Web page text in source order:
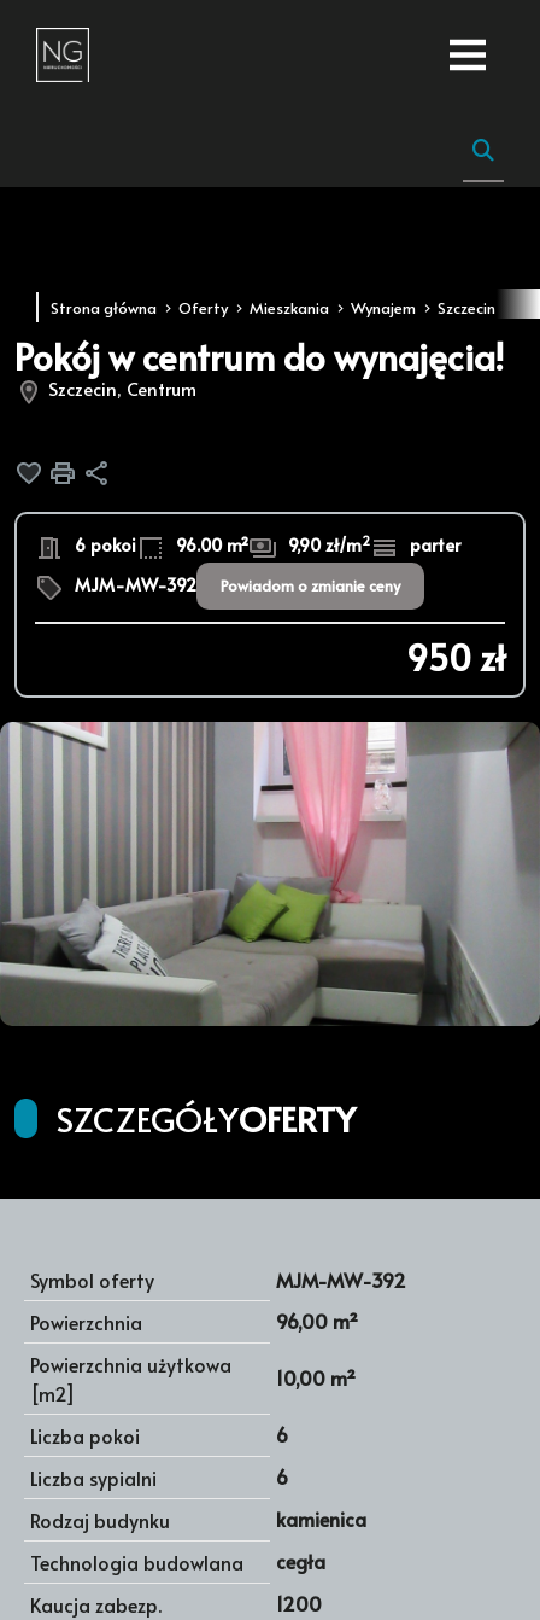
Strona główna Oferty Mieszkania Wynajem Szczecin
Pokój w centrum do wynajęcia!
Szczecin, Centrum
Dodaj do ulubionych
Drukuj
6 pokoi 96.00 m² 9,90 zł/m2
parter
MJM-MW-392
Powiadom o zmianie ceny
950 zł
SZCZEGÓŁYOFERTY
Symbol oferty
MJM-MW-392
Powierzchnia
96,00 m²
Powierzchnia użytkowa
[m2]
10,00 m²
Liczba pokoi
6
Liczba sypialni
6
Rodzaj budynku
kamienica
Technologia budowlana
cegła
Kaucja zabezp.
1200